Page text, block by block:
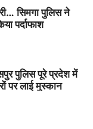
सिमगा पुलिस ने
पर्दाफाश
पुलिस पूरे प्रदेश में
पर लाई मुस्कान